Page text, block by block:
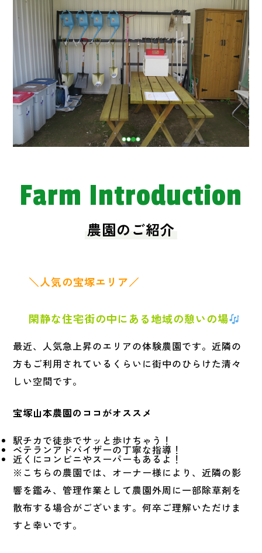
Farm Introduction
農園のご紹介
＼人気の宝塚エリア／
閑静な住宅街の中にある地域の憩いの場
最近、人気急上昇のエリアの体験農園です。近隣の
方もご利用されているくらいに街中のひらけた清々
しい空間です。
宝塚山本農園のココがオススメ
駅チカで徒歩でサッと歩けちゃう！
ベテランアドバイザーの丁寧な指導！
近くにコンビニやスーパーもあるよ！
※こちらの農園では、オーナー様により、近隣の影
響を鑑み、管理作業として農園外周に一部除草剤を
散布する場合がございます。何卒ご理解いただけま
すと幸いです。